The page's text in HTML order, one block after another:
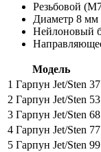
Резьбовой
Диаметр 8 мм
Нейлоновый
Модель
1 Гарпун Jet/Sten
2 Гарпун Jet/Sten
3 Гарпун Jet/Sten
4 Гарпун Jet/Sten
5 Гарпун Jet/Sten